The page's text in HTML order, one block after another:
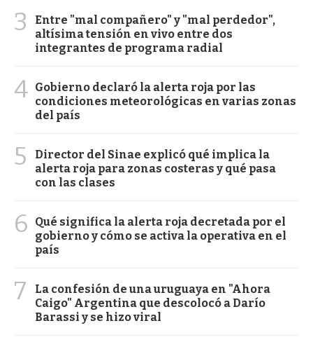
3
Entre "mal compañero" y "mal perdedor",
altísima tensión en vivo entre dos
integrantes de programa radial
4 Gobierno declaró la alerta roja por las
condiciones meteorológicas en varias zonas
del país
5
Director del Sinae explicó qué implica la
alerta roja para zonas costeras y qué pasa
con las clases
6
Qué significa la alerta roja decretada por el
gobierno y cómo se activa la operativa en el
país
7
La confesión de una uruguaya en "Ahora
Caigo" Argentina que descolocó a Darío
Barassi y se hizo viral